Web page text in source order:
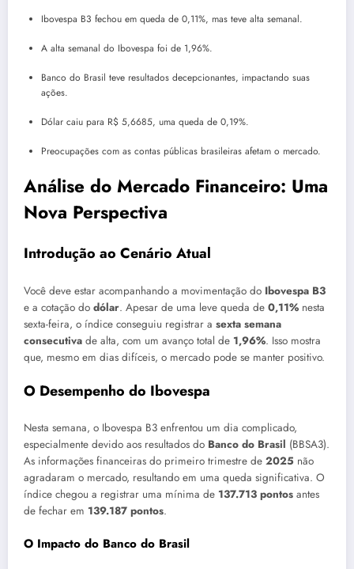
Ibovespa B3 fechou em queda de 0,11%, mas teve alta semanal.
A alta semanal do Ibovespa foi de 1,96%.
Banco do Brasil teve resultados decepcionantes, impactando suas
ações.
Dólar caiu para R$ 5,6685, uma queda de 0,19%.
Preocupações com as contas públicas brasileiras afetam o mercado.
Análise do Mercado Financeiro: Uma
Nova Perspectiva
Introdução ao Cenário Atual
Você deve estar acompanhando a movimentação do Ibovespa B3
e a cotação do dólar. Apesar de uma leve queda de 0,11% nesta
sexta-feira, o índice conseguiu registrar a sexta semana
consecutiva de alta, com um avanço total de 1,96%. Isso mostra
que, mesmo em dias difíceis, o mercado pode se manter positivo.
O Desempenho do Ibovespa
Nesta semana, o Ibovespa B3 enfrentou um dia complicado,
especialmente devido aos resultados do Banco do Brasil (BBSA3).
As informações financeiras do primeiro trimestre de 2025 não
agradaram o mercado, resultando em uma queda significativa. O
índice chegou a registrar uma mínima de 137.713 pontos antes
de fechar em 139.187 pontos.
O Impacto do Banco do Brasil